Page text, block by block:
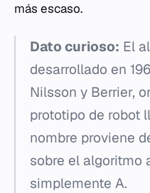
más escaso.
Dato curioso: El
desarrollado en
Nilsson y Berrier,
prototipo de robot
nombre proviene
sobre el algoritmo
simplemente A.